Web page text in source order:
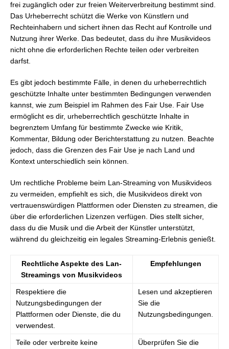
frei zugänglich oder zur freien Weiterverbreitung bestimmt sind.
Das Urheberrecht schützt die Werke von Künstlern und
Rechteinhabern und sichert ihnen das Recht auf Kontrolle und
Nutzung ihrer Werke. Das bedeutet, dass du ihre Musikvideos
nicht ohne die erforderlichen Rechte teilen oder verbreiten
darfst.
Es gibt jedoch bestimmte Fälle, in denen du urheberrechtlich
geschützte Inhalte unter bestimmten Bedingungen verwenden
kannst, wie zum Beispiel im Rahmen des Fair Use. Fair Use
ermöglicht es dir, urheberrechtlich geschützte Inhalte in
begrenztem Umfang für bestimmte Zwecke wie Kritik,
Kommentar, Bildung oder Berichterstattung zu nutzen. Beachte
jedoch, dass die Grenzen des Fair Use je nach Land und
Kontext unterschiedlich sein können.
Um rechtliche Probleme beim Lan-Streaming von Musikvideos
zu vermeiden, empfiehlt es sich, die Musikvideos direkt von
vertrauenswürdigen Plattformen oder Diensten zu streamen, die
über die erforderlichen Lizenzen verfügen. Dies stellt sicher,
dass du die Musik und die Arbeit der Künstler unterstützt,
während du gleichzeitig ein legales Streaming-Erlebnis genießt.
Rechtliche Aspekte des Lan-
Streamings von Musikvideos
Empfehlungen
Respektiere die
Nutzungsbedingungen der
Plattformen oder Dienste, die du
verwendest.
Lesen und akzeptieren
Sie die
Nutzungsbedingungen.
Teile oder verbreite keine Überprüfen Sie die